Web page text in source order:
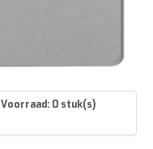
Voorraad: 0 stuk(s)